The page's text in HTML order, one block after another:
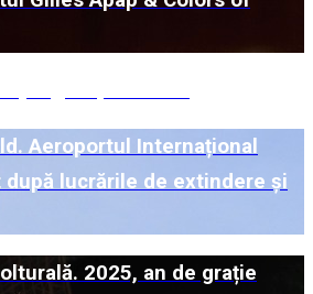
Aeroportul Internațional
după lucrările de extindere și
2025, an de grație